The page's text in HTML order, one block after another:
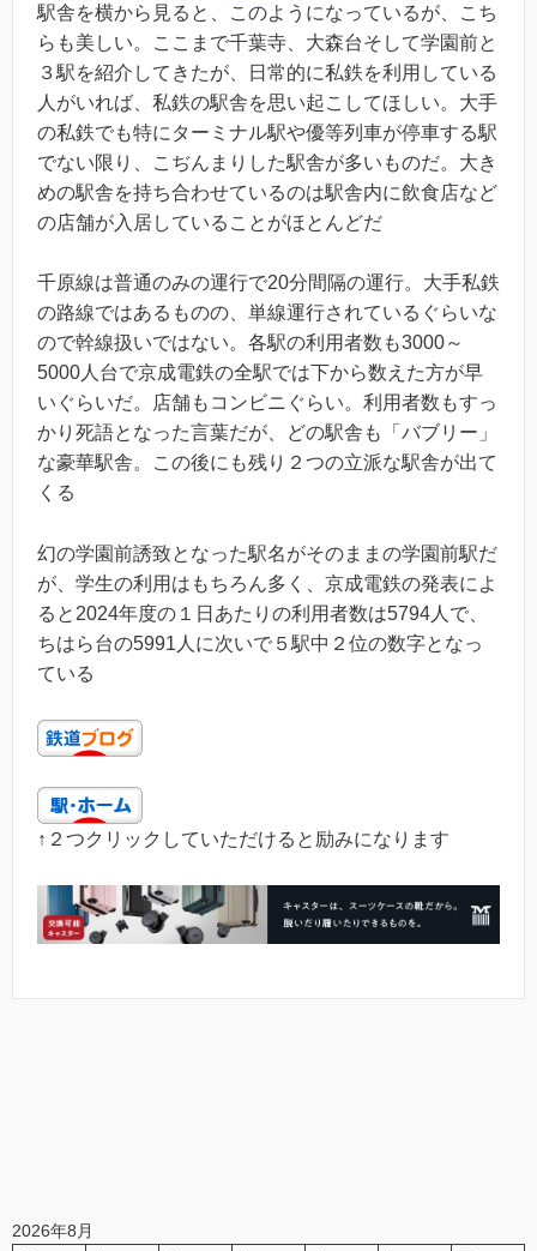
駅舎を横から見ると、このようになっているが、こち
らも美しい。ここまで千葉寺、大森台そして学園前と
３駅を紹介してきたが、日常的に私鉄を利用している
人がいれば、私鉄の駅舎を思い起こしてほしい。大手
の私鉄でも特にターミナル駅や優等列車が停車する駅
でない限り、こぢんまりした駅舎が多いものだ。大き
めの駅舎を持ち合わせているのは駅舎内に飲食店など
の店舗が入居していることがほとんどだ
千原線は普通のみの運行で20分間隔の運行。大手私鉄
の路線ではあるものの、単線運行されているぐらいな
ので幹線扱いではない。各駅の利用者数も3000～
5000人台で京成電鉄の全駅では下から数えた方が早
いぐらいだ。店舗もコンビニぐらい。利用者数もすっ
かり死語となった言葉だが、どの駅舎も「バブリー」
な豪華駅舎。この後にも残り２つの立派な駅舎が出て
くる
幻の学園前誘致となった駅名がそのままの学園前駅だ
が、学生の利用はもちろん多く、京成電鉄の発表によ
ると2024年度の１日あたりの利用者数は5794人で、
ちはら台の5991人に次いで５駅中２位の数字となっ
ている
↑２つクリックしていただけると励みになります
2026年8月